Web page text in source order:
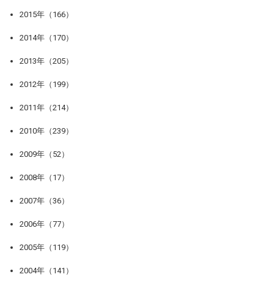
2015年（166）
2014年（170）
2013年（205）
2012年（199）
2011年（214）
2010年（239）
2009年（52）
2008年（17）
2007年（36）
2006年（77）
2005年（119）
2004年（141）